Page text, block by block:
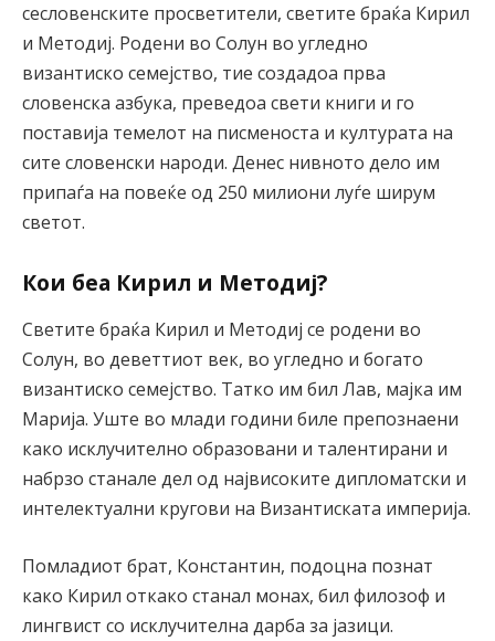
сесловенските просветители, светите браќа Кирил
и Методиј. Родени во Солун во угледно
византиско семејство, тие создадоа прва
словенска азбука, преведоа свети книги и го
поставија темелот на писменоста и културата на
сите словенски народи. Денес нивното дело им
припаѓа на повеќе од 250 милиони луѓе ширум
светот.
Кои беа Кирил и Методиј?
Светите браќа Кирил и Методиј се родени во
Солун, во деветтиот век, во угледно и богато
византиско семејство. Татко им бил Лав, мајка им
Марија. Уште во млади години биле препознаени
како исклучително образовани и талентирани и
набрзо станале дел од највисоките дипломатски и
интелектуални кругови на Византиската империја.
Помладиот брат, Константин, подоцна познат
како Кирил откако станал монах, бил филозоф и
лингвист со исклучителна дарба за јазици.